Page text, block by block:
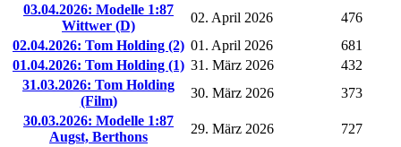
03.04.2026: Modelle 1:87
Wittwer (D)
02. April 2026
476
02.04.2026: Tom Holding (2) 01. April 2026
681
01.04.2026: Tom Holding (1) 31. März 2026
432
31.03.2026: Tom Holding
(Film)
30. März 2026
373
30.03.2026: Modelle 1:87
Augst, Berthons
29. März 2026
727